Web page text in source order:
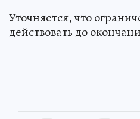
Уточняется, что
действовать до